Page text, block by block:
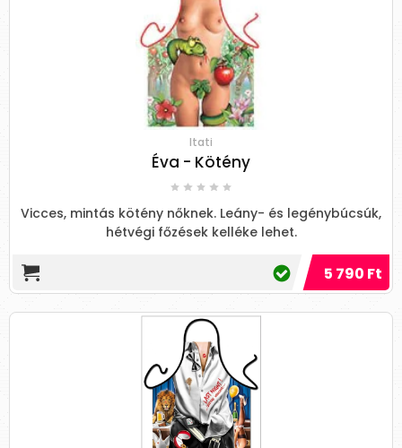
Itati
Éva - Kötény
Vicces, mintás kötény nőknek. Leány- és legénybúcsúk,
hétvégi főzések kelléke lehet.
5 790 Ft